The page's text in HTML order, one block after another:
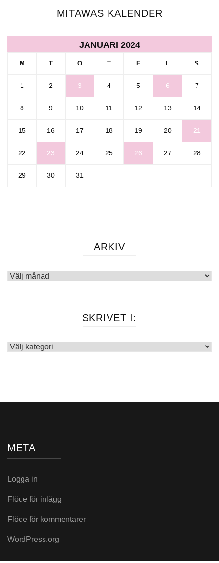
MITAWAS KALENDER
JANUARI 2024
M T O T F L S
1 2 3 4 5 6 7
8 9 10 11 12 13 14
15 16 17 18 19 20 21
22 23 24 25 26 27 28
29 30 31
ARKIV
Arkiv
SKRIVET I:
Skrivet
META
Logga in
Flöde för inlägg
Flöde för kommentarer
WordPress.org